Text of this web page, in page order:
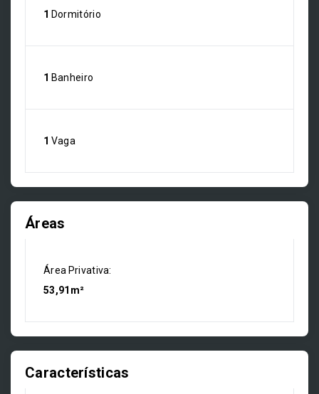
1 Dormitório
1 Banheiro
1 Vaga
Áreas
Área Privativa:
53,91m²
Características